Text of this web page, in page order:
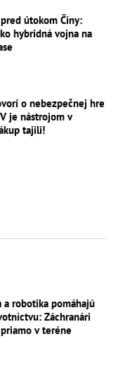
útokom Číny:
hybridná vojna na
o nebezpečnej hre
je nástrojom v
tajili!
robotika pomáhajú
Záchranári
v teréne